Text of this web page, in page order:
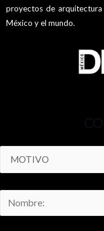
proyectos de
México y el mundo.